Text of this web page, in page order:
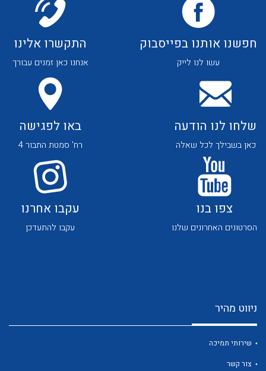
לכל מוצרי היצרן לכל מוצרי היצרן
לכל מוצרי היצרן לכל מוצרי היצרן
לכל מוצרי היצרן
חפשנו אותנו בפייסבוק
עשו לנו לייק
התקשרו אלינו
אנחנו כאן זמנים עבורך
שלחו לנו הודעה
כאן בשבילך לכל שאלה
באו לפגישה
רח' סמטת התבור 4
צפו בנו
הסרטונים האחרונים שלנו
עקבו אחרנו
עקבו להתעדכן
ניווט מהיר
שירותי תמיכה
צור קשר